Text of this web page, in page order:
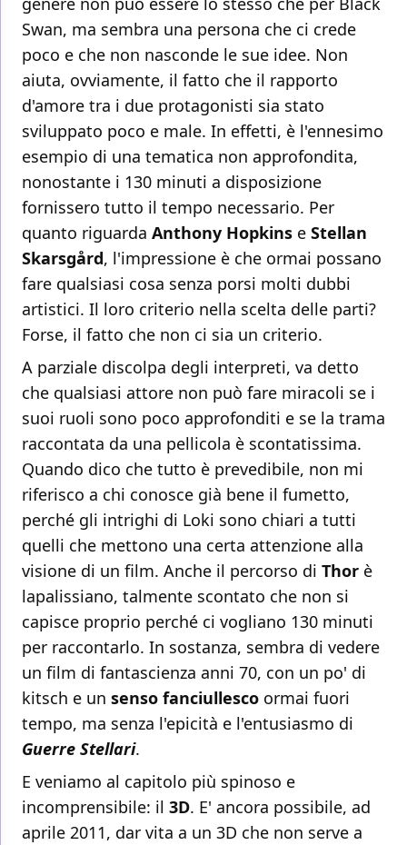
Swan, ma sembra una persona che ci crede
poco e che non nasconde le sue idee. Non
aiuta, ovviamente, il fatto che il rapporto
d'amore tra i due protagonisti sia stato
sviluppato poco e male. In effetti, è l'ennesimo
esempio di una tematica non approfondita,
nonostante i 130 minuti a disposizione
fornissero tutto il tempo necessario. Per
quanto riguarda Anthony Hopkins e Stellan
Skarsgård, l'impressione è che ormai possano
fare qualsiasi cosa senza porsi molti dubbi
artistici. Il loro criterio nella scelta delle parti?
Forse, il fatto che non ci sia un criterio.
A parziale discolpa degli interpreti, va detto
che qualsiasi attore non può fare miracoli se i
suoi ruoli sono poco approfonditi e se la trama
raccontata da una pellicola è scontatissima.
Quando dico che tutto è prevedibile, non mi
riferisco a chi conosce già bene il fumetto,
perché gli intrighi di Loki sono chiari a tutti
quelli che mettono una certa attenzione alla
visione di un film. Anche il percorso di Thor è
lapalissiano, talmente scontato che non si
capisce proprio perché ci vogliano 130 minuti
per raccontarlo. In sostanza, sembra di vedere
un film di fantascienza anni 70, con un po' di
kitsch e un senso fanciullesco ormai fuori
tempo, ma senza l'epicità e l'entusiasmo di
Guerre Stellari.
E veniamo al capitolo più spinoso e
incomprensibile: il 3D. E' ancora possibile, ad
aprile 2011, dar vita a un 3D che non serve a